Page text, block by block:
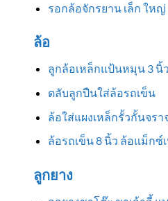
รอกล้อจักรยาน เล็ก ใหญ่
ล้อ
ลูกล้อเหล็กแป้นหมุน 3 นิ้
ตลับลูกปืนใส่ล้อรถเข็น
ล้อใส่แผงเหล็กรั้วกั้นจรา
ล้อรถเข็น 8 นิ้ว ล้อแม็กซ์
ลูกยาง